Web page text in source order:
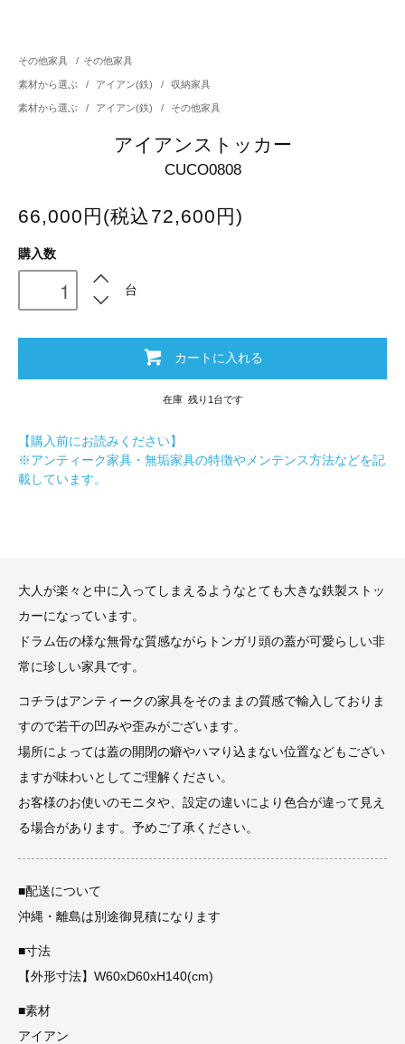
その他家具 / その他家具
素材から選ぶ / アイアン(鉄) / 収納家具
素材から選ぶ / アイアン(鉄) / その他家具
アイアンストッカー
CUCO0808
66,000円(税込72,600円)
購入数
台
カートに入れる
在庫 残り1台です
【購入前にお読みください】
※アンティーク家具・無垢家具の特徴やメンテンス方法などを記
載しています。
大人が楽々と中に入ってしまえるようなとても大きな鉄製ストッ
カーになっています。
ドラム缶の様な無骨な質感ながらトンガリ頭の蓋が可愛らしい非
常に珍しい家具です。
コチラはアンティークの家具をそのままの質感で輸入しておりま
すので若干の凹みや歪みがございます。
場所によっては蓋の開閉の癖やハマり込まない位置などもござい
ますが味わいとしてご理解ください。
お客様のお使いのモニタや、設定の違いにより色合が違って見え
る場合があります。予めご了承ください。
■配送について
沖縄・離島は別途御見積になります
■寸法
【外形寸法】W60xD60xH140(cm)
■素材
アイアン